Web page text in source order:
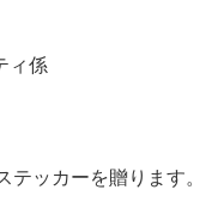
ィ係
ッカーを贈ります。